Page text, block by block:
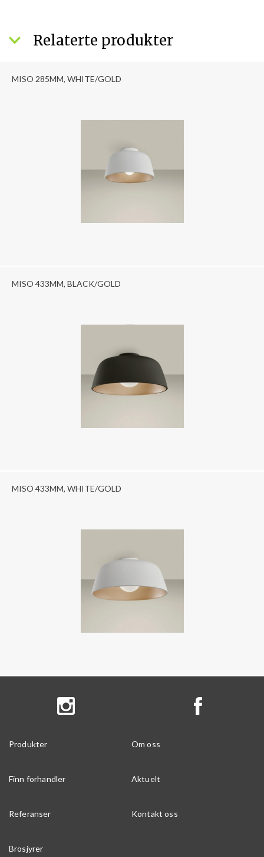
Relaterte produkter
MISO 285MM, WHITE/GOLD
MISO 433MM, BLACK/GOLD
MISO 433MM, WHITE/GOLD
Produkter Om oss
Finn forhandler Aktuelt
Referanser Kontakt oss
Brosjyrer